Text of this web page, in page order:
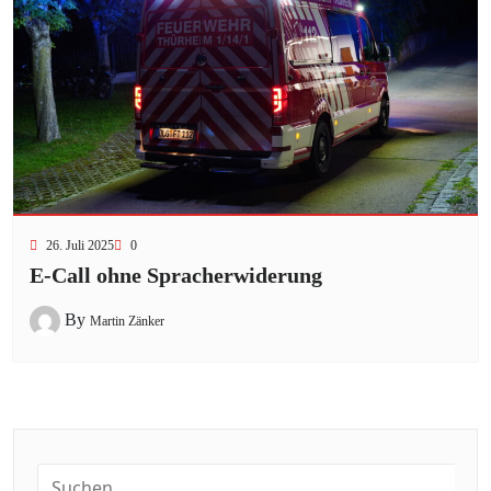
26. Juli 2025 0
E-Call ohne Spracherwiderung
By Martin Zänker